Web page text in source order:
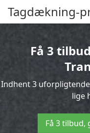
Tagdækning-
Få 3
Indhent 3
lige
Få 3